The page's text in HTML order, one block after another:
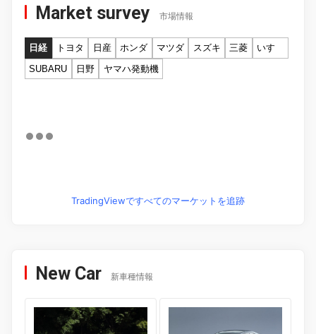
Market survey 市場情報
日経 トヨタ 日産 ホンダ マツダ スズキ 三菱
いすゞ
SUBARU
日野 ヤマハ発動機
TradingViewですべてのマーケットを追跡
New Car 新車種情報